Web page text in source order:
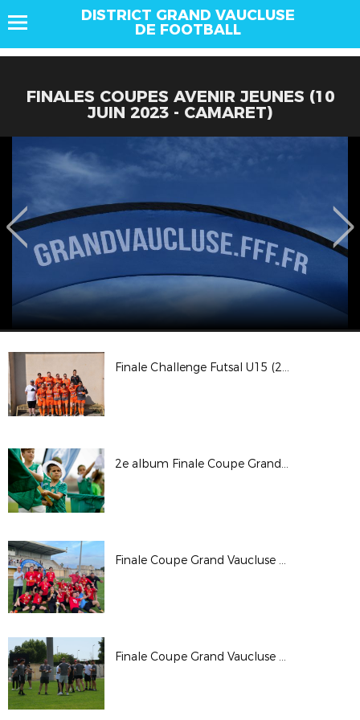
DISTRICT GRAND VAUCLUSE
DE FOOTBALL
FINALES COUPES AVENIR JEUNES (10
JUIN 2023 - CAMARET)
Finale Challenge Futsal U15 (27 mai 2023 - Vaison)
2e album Finale Coupe Grand Vaucluse Séniors (28 mai 2023 - Le Pontet)
Finale Coupe Grand Vaucluse Jeunes (27 mai 2023 - Le Pontet)
Finale Coupe Grand Vaucluse Séniors : Esp. Sorguaise vs AC Vedène-Le Pontet (28 mai 2023 - Le Pontet)